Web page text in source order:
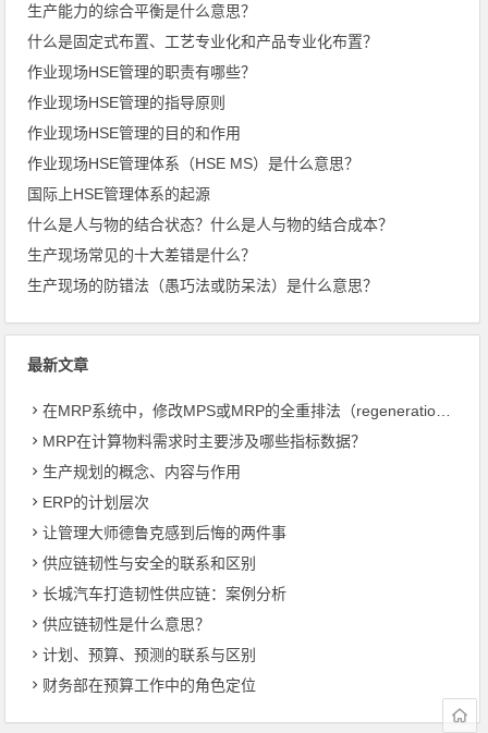
生产能力的综合平衡是什么意思？
什么是固定式布置、工艺专业化和产品专业化布置？
作业现场HSE管理的职责有哪些？
作业现场HSE管理的指导原则
作业现场HSE管理的目的和作用
作业现场HSE管理体系（HSE MS）是什么意思？
国际上HSE管理体系的起源
什么是人与物的结合状态？什么是人与物的结合成本？
生产现场常见的十大差错是什么？
生产现场的防错法（愚巧法或防呆法）是什么意思？
最新文章
在MRP系统中，修改MPS或MRP的全重排法（regeneration）和净改变法？
MRP在计算物料需求时主要涉及哪些指标数据？
生产规划的概念、内容与作用
ERP的计划层次
让管理大师德鲁克感到后悔的两件事
供应链韧性与安全的联系和区别
长城汽车打造韧性供应链：案例分析
供应链韧性是什么意思？
计划、预算、预测的联系与区别
财务部在预算工作中的角色定位